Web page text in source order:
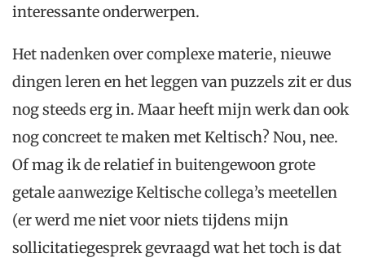
interessante onderwerpen.
Het nadenken over complexe materie, nieuwe
dingen leren en het leggen van puzzels zit er dus
nog steeds erg in. Maar heeft mijn werk dan ook
nog concreet te maken met Keltisch? Nou, nee.
Of mag ik de relatief in buitengewoon grote
getale aanwezige Keltische collega’s meetellen
(er werd me niet voor niets tijdens mijn
sollicitatiegesprek gevraagd wat het toch is dat